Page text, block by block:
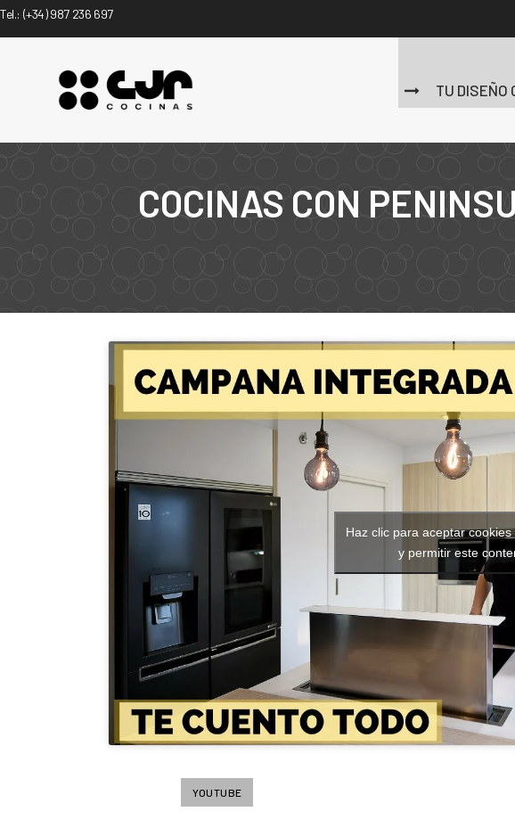
Tel.: (+34) 987 236 697
TU DISEÑO
COCINAS CON
Haz clic para aceptar
y permitir este
YOUTUBE